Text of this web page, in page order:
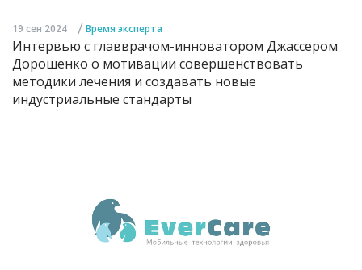
19 сен 2024 / Время эксперта
Интервью с главврачом-инноватором Джассером
Дорошенко о мотивации совершенствовать
методики лечения и создавать новые
индустриальные стандарты